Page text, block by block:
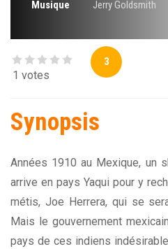
Musique
Jerry Goldsmith
1 votes
3
Synopsis
Années 1910 au Mexique, un
arrive en pays Yaqui pour y
métis, Joe Herrera, qui se
Mais le gouvernement
pays de ces indiens